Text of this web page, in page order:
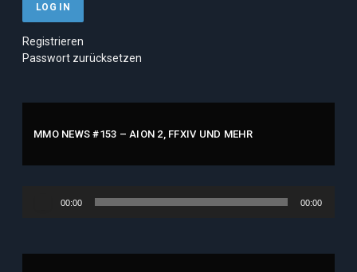
Registrieren
Passwort zurücksetzen
MMO NEWS #153 – AION 2, FFXIV UND MEHR
00:00 00:00